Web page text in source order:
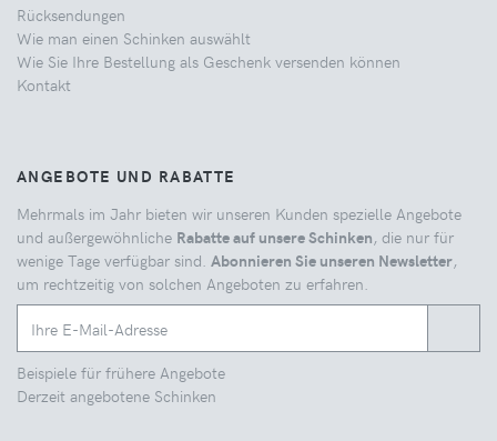
Rücksendungen
Wie man einen Schinken auswählt
Wie Sie Ihre Bestellung als Geschenk versenden können
Kontakt
ANGEBOTE UND RABATTE
Mehrmals im Jahr bieten wir unseren Kunden spezielle Angebote
und außergewöhnliche Rabatte auf unsere Schinken, die nur für
wenige Tage verfügbar sind. Abonnieren Sie unseren Newsletter,
um rechtzeitig von solchen Angeboten zu erfahren.
Beispiele für frühere Angebote
Derzeit angebotene Schinken